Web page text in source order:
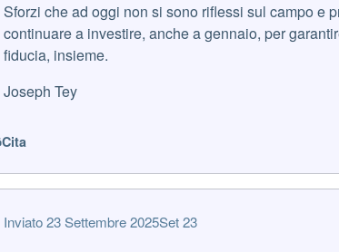
Sforzi che ad oggi non si sono riflessi sul campo e
continuare a investire, anche a gennaio, per
fiducia, insieme.
Joseph Tey
Cita
Inviato23 Settembre 2025Set 23